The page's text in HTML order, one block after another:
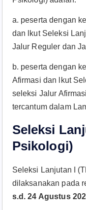
a. peserta dengan
dan lkut Seleksi
Jalur Reguler dan
b. peserta dengan
Afirmasi dan lkut
seleksi Jalur
tercantum dalam
Seleksi
Psikologi)
Seleksi Lanjutan I
dilaksanakan pada
s.d. 24 Agustus